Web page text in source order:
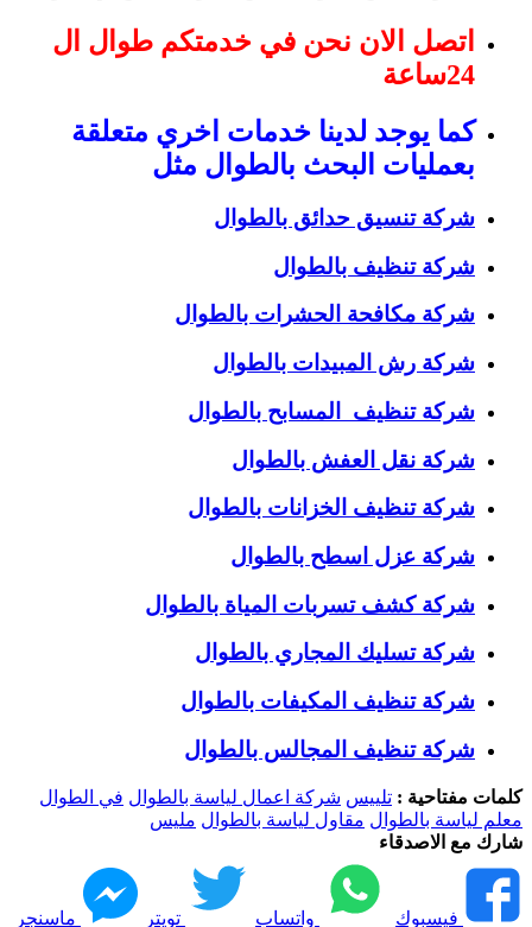
اتصل الان نحن في خدمتكم طوال ال
24ساعة
كما يوجد لدينا خدمات اخري متعلقة
بعمليات البحث بالطوال مثل
شركة تنسيق حدائق بالطوال
شركة تنظيف بالطوال
شركة مكافحة الحشرات بالطوال
شركة رش المبيدات بالطوال
شركة تنظيف المسابح بالطوال
شركة نقل العفش بالطوال
شركة تنظيف الخزانات بالطوال
شركة عزل اسطح بالطوال
شركة كشف تسربات المياة بالطوال
شركة تسليك المجاري بالطوال
شركة تنظيف المكيفات بالطوال
شركة تنظيف المجالس بالطوال
كلمات مفتاحية : تلييس شركة اعمال لياسة بالطوال في الطوال
معلم لياسة بالطوال مقاول لياسة بالطوال مليس
شارك مع الاصدقاء
فيسبوك واتساب تويتر ماسنجر